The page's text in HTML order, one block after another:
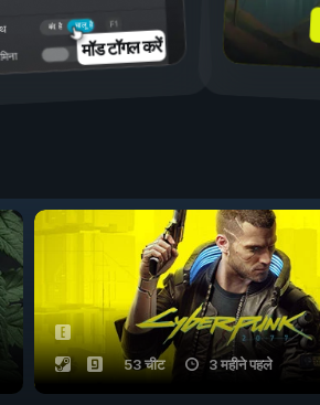
चालू है
बंद है
मॉड टॉगल करें
53 चीट 3 महीने पहले